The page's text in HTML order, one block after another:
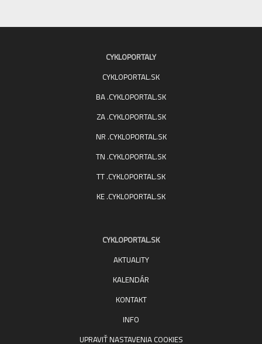
CYKLOPORTALY
CYKLOPORTAL.SK
BA .CYKLOPORTAL.SK
ZA .CYKLOPORTAL.SK
NR .CYKLOPORTAL.SK
TN .CYKLOPORTAL.SK
TT .CYKLOPORTAL.SK
KE .CYKLOPORTAL.SK
CYKLOPORTAL.SK
AKTUALITY
KALENDÁR
KONTAKT
INFO
UPRAVIŤ NASTAVENIA COOKIES